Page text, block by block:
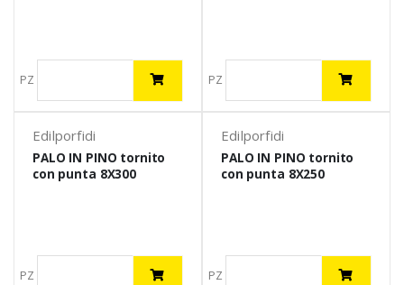
PZ PZ
Edilporfidi
PALO IN PINO tornito
con punta 8X300
PZ
Edilporfidi
PALO IN PINO tornito
con punta 8X250
PZ